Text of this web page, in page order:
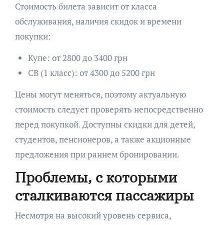
Стоимость билета зависит от класса
обслуживания, наличия скидок и времени
покупки:
Купе: от 2800 до 3400 грн
СВ (1 класс): от 4300 до 5200 грн
Цены могут меняться, поэтому актуальную
стоимость следует проверять непосредственно
перед покупкой. Доступны скидки для детей,
студентов, пенсионеров, а также акционные
предложения при раннем бронировании.
Проблемы, с которыми
сталкиваются пассажиры
Несмотря на высокий уровень сервиса,